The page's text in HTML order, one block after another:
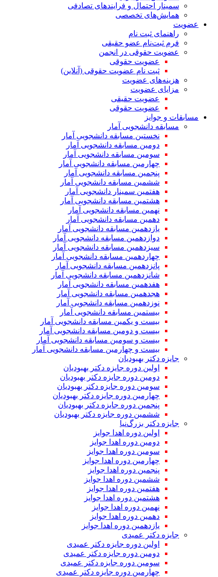
سمینار احتمال و فرایندهای تصادفی
همایش‌های تخصصی
عضویت
راهنمای ثبت نام
فرم ثبت‌نام عضو حقیقی
عضویت حقوقی در انجمن
عضویت حقوقی
ثبت نام عضویت حقوقی (آنلاین)
هزینه‌های عضویت
مزایای عضویت
عضویت حقیقی
عضویت حقوقی
مسابقات و جوایز
مسابقه دانشجویی آمار
نخستین مسابقه دانشجویی آمار
دومین مسابقه دانشجویی آمار
سومین مسابقه دانشجویی آمار
چهارمین مسابقه دانشجویی آمار
پنجمین مسابقه دانشجویی آمار
ششمین مسابقه دانشجویی آمار
هفتمین سمینار دانشجویی آمار
هشتمین مسابقه دانشجویی آمار
نهمین مسابقه دانشجویی آمار
دهمین مسابقه دانشجویی آمار
یازدهمین مسابقه دانشجویی آمار
دوازدهمین مسابقه دانشجویی آمار
سیزدهمین مسابقه دانشجویی آمار
چهاردهمین مسابقه دانشجویی آمار
پانزدهمین مسابقه دانشجویی آمار
شانزدهمین مسابقه دانشجویی آمار
هفدهمین مسابقه دانشجویی آمار
هجدهمین مسابقه دانشجویی آمار
نوزدهمین مسابقه دانشجویی آمار
بیستمین مسابقه دانشجویی آمار
بیست و یکمین مسابقه دانشجویی آمار
بیست و دومین مسابقه دانشجویی آمار
بیست و سومین مسابقه دانشجویی آمار
بیست و چهارمین مسابقه دانشجویی آمار
جایزه دکتر بهبودیان
اولین دوره جایزه دکتر بهبودیان
دومین دوره جایزه دکتر بهبودیان
سومین دوره جایزه دکتر بهبودیان
چهارمین دوره جایزه دکتر بهبودیان
پنجمین دوره جایزه دکتر بهبودیان
ششمین دوره جایزه دکتر بهبودیان
جایزه دکتر بزرگ‌نیا
اولین دوره اهدا جوایز
دومین دوره اهدا جوایز
سومین دوره اهدا جوایز
چهارمین دوره اهدا جوایز
پنجمین دوره اهدا جوایز
ششمین دوره اهدا جوایز
هفتمین دوره اهدا جوایز
هشتمین دوره اهدا جوایز
نهمین دوره اهدا جوایز
دهمین دوره اهدا جوایز
یازدهمین دوره اهدا جوایز
جایزه دکتر عمیدی
اولین دوره جایزه دکتر عمیدی
دومین دوره جایزه دکتر عمیدی
سومین دوره جایزه دکتر عمیدی
چهارمین دوره جایزه دکتر عمیدی